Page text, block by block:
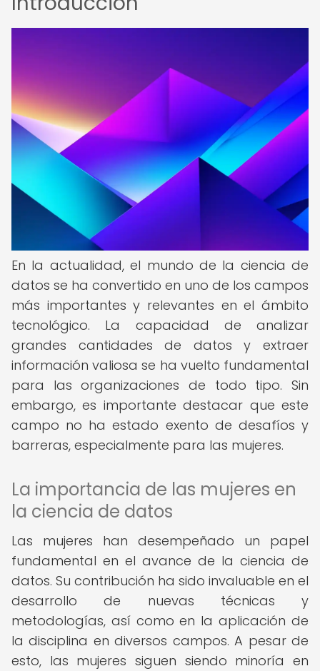
En la actualidad, el mundo de la ciencia de
datos se ha convertido en uno de los campos
más importantes y relevantes en el ámbito
tecnológico. La capacidad de analizar
grandes cantidades de datos y extraer
información valiosa se ha vuelto fundamental
para las organizaciones de todo tipo. Sin
embargo, es importante destacar que este
campo no ha estado exento de desafíos y
barreras, especialmente para las mujeres.
La importancia de las mujeres en
la ciencia de datos
Las mujeres han desempeñado un papel
fundamental en el avance de la ciencia de
datos. Su contribución ha sido invaluable en el
desarrollo de nuevas técnicas y
metodologías, así como en la aplicación de
la disciplina en diversos campos. A pesar de
esto, las mujeres siguen siendo minoría en